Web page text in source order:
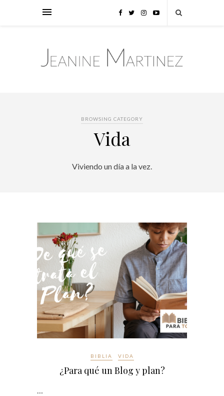
BROWSING CATEGORY
Vida
Viviendo un día a la vez.
BIBLIA VIDA
¿Para qué un Blog y plan?